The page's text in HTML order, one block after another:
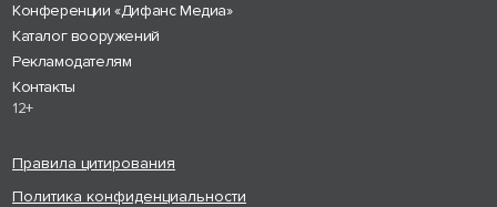
Конференции «Дифанс Медиа»
Каталог вооружений
Рекламодателям
Контакты
12+
Правила цитирования
Политика конфиденциальности